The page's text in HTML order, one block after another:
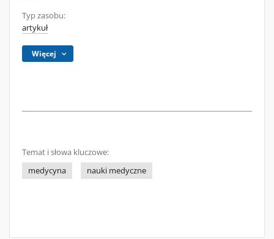
Typ zasobu:
artykuł
Więcej
Temat i słowa kluczowe:
medycyna
nauki medyczne